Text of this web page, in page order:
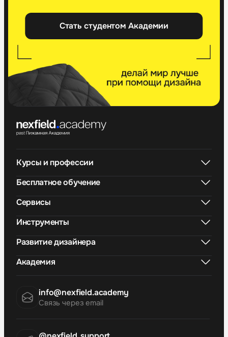
Стать студентом Академии
info@nexfield.academy
Связь через email
Курсы и профессии
Бесплатное обучение
Сервисы
Инструменты
Развитие дизайнера
Академия